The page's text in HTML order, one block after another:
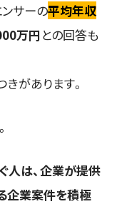
ンサーの平均年収
万円との回答も
があります。
人は、企業が提供
企業案件を積極